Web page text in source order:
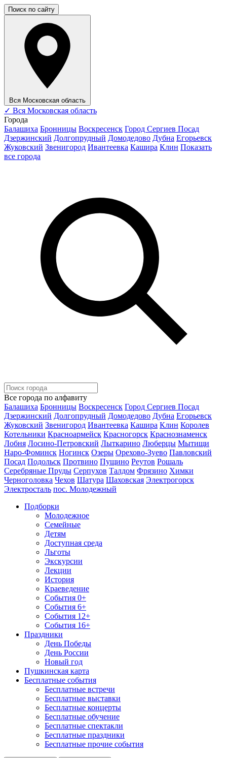
Поиск по сайту
Вся Московская область
✓ Вся Московская область
Города
Балашиха Бронницы Воскресенск Город Сергиев Посад
Дзержинский Долгопрудный Домодедово Дубна Егорьевск
Жуковский Звенигород Ивантеевка Кашира Клин Показать
все города
Все города по алфавиту
Балашиха Бронницы Воскресенск Город Сергиев Посад
Дзержинский Долгопрудный Домодедово Дубна Егорьевск
Жуковский Звенигород Ивантеевка Кашира Клин Королев
Котельники Красноармейск Красногорск Краснознаменск
Лобня Лосино-Петровский Лыткарино Люберцы Мытищи
Наро-Фоминск Ногинск Озеры Орехово-Зуево Павловский
Посад Подольск Протвино Пущино Реутов Рошаль
Серебряные Пруды Серпухов Талдом Фрязино Химки
Черноголовка Чехов Шатура Шаховская Электрогорск
Электросталь пос. Молодежный
Подборки
Молодежное
Семейные
Детям
Доступная среда
Льготы
Экскурсии
Лекции
История
Краеведение
События 0+
События 6+
События 12+
События 16+
Праздники
День Победы
День России
Новый год
Пушкинская карта
Бесплатные события
Бесплатные встречи
Бесплатные выставки
Бесплатные концерты
Бесплатные обучение
Бесплатные спектакли
Бесплатные праздники
Бесплатные прочие события